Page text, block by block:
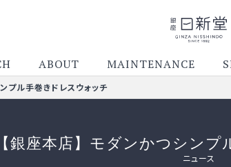
ABOUT MAINTENANCE
プル手巻きドレスウォッチ
【銀座本店】モダンかつシン
ニュース